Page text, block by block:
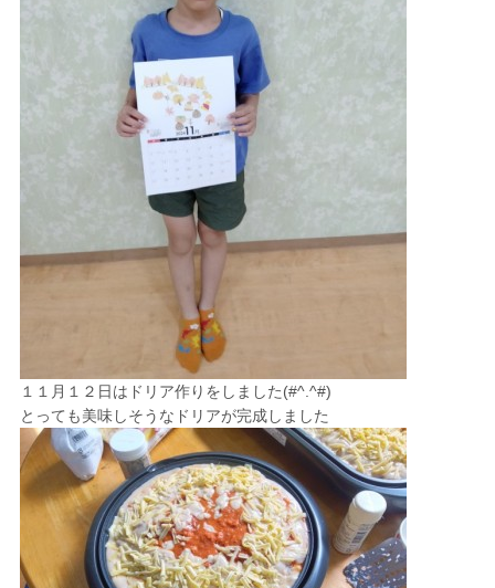
１１月１２日は ドリア作り をしました(#^.^#)
とっても美味しそうなドリアが完成しました